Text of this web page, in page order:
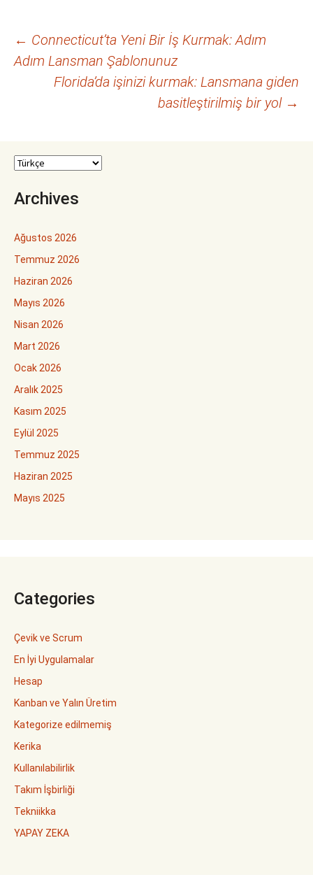
Yazı
dolaşımı
← Connecticut’ta Yeni Bir İş Kurmak: Adım
Adım Lansman Şablonunuz
Florida’da işinizi kurmak: Lansmana giden
basitleştirilmiş bir yol →
Archives
Ağustos 2026
Temmuz 2026
Haziran 2026
Mayıs 2026
Nisan 2026
Mart 2026
Ocak 2026
Aralık 2025
Kasım 2025
Eylül 2025
Temmuz 2025
Haziran 2025
Mayıs 2025
Categories
Çevik ve Scrum
En İyi Uygulamalar
Hesap
Kanban ve Yalın Üretim
Kategorize edilmemiş
Kerika
Kullanılabilirlik
Takım İşbirliği
Tekniikka
YAPAY ZEKA